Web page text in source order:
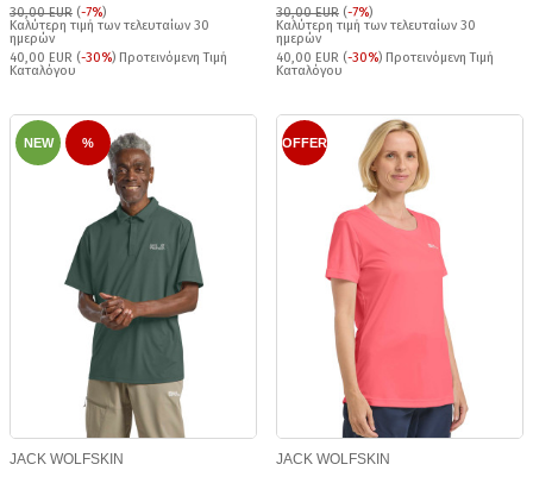
30,00 EUR (-7%)
Καλύτερη τιμή των τελευταίων 30
ημερών
40,00 EUR (-30%) Προτεινόμενη Τιμή
Καταλόγου
30,00 EUR (-7%)
Καλύτερη τιμή των τελευταίων 30
ημερών
40,00 EUR (-30%) Προτεινόμενη Τιμή
Καταλόγου
NEW %
JACK WOLFSKIN
OFFER
JACK WOLFSKIN